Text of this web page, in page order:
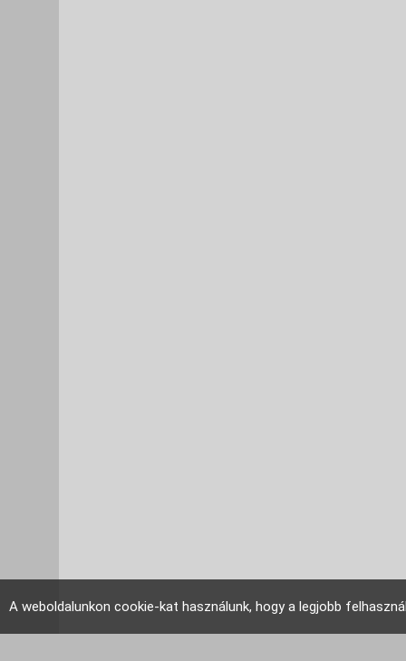
A weboldalunkon cookie-kat használunk, hogy a legjobb